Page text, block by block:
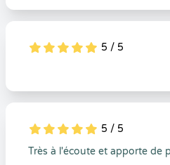
5
1
5
0 5 / 5
5
1
5
0 5 / 5
Très à l'écoute et apporte de